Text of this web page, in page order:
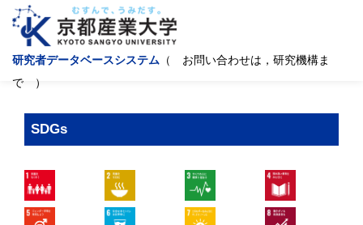
研究者データベースシステム （ お問い合わせは，研究機構ま
で ）
SDGs